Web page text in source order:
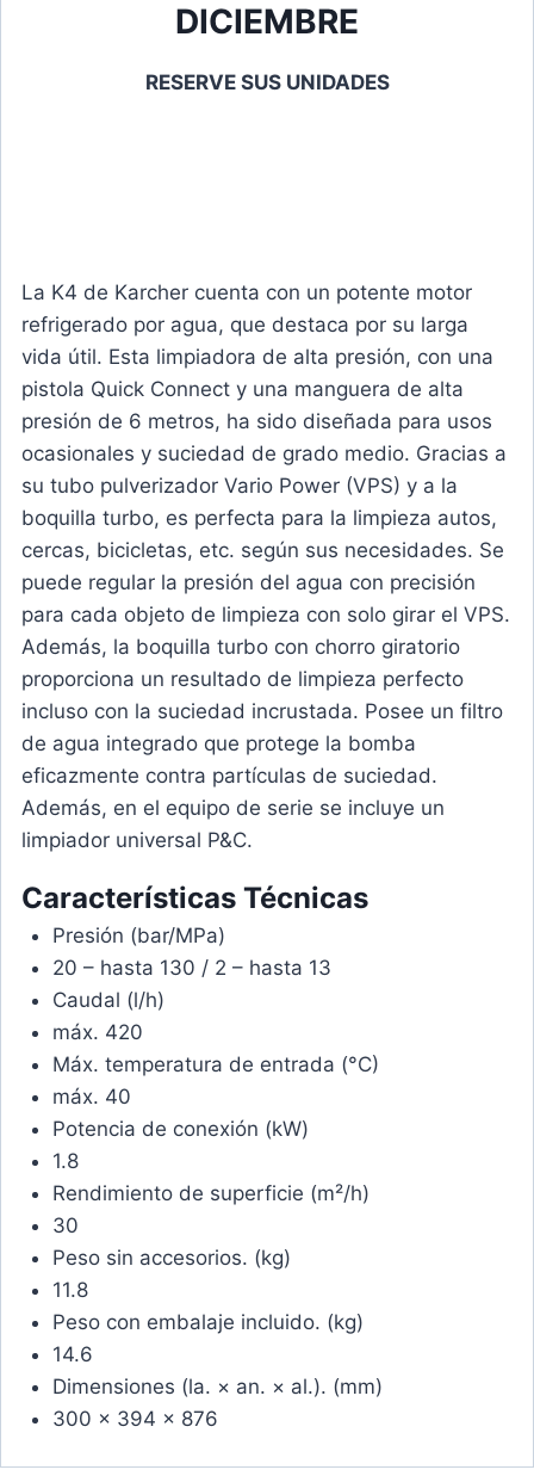
DICIEMBRE
RESERVE SUS UNIDADES
La K4 de Karcher cuenta con un potente motor
refrigerado por agua, que destaca por su larga
vida útil. Esta limpiadora de alta presión, con una
pistola Quick Connect y una manguera de alta
presión de 6 metros, ha sido diseñada para usos
ocasionales y suciedad de grado medio. Gracias a
su tubo pulverizador Vario Power (VPS) y a la
boquilla turbo, es perfecta para la limpieza autos,
cercas, bicicletas, etc. según sus necesidades. Se
puede regular la presión del agua con precisión
para cada objeto de limpieza con solo girar el VPS.
Además, la boquilla turbo con chorro giratorio
proporciona un resultado de limpieza perfecto
incluso con la suciedad incrustada. Posee un filtro
de agua integrado que protege la bomba
eficazmente contra partículas de suciedad.
Además, en el equipo de serie se incluye un
limpiador universal P&C.
Características Técnicas
Presión (bar/MPa)
20 – hasta 130 / 2 – hasta 13
Caudal (l/h)
máx. 420
Máx. temperatura de entrada (°C)
máx. 40
Potencia de conexión (kW)
1.8
Rendimiento de superficie (m²/h)
30
Peso sin accesorios. (kg)
11.8
Peso con embalaje incluido. (kg)
14.6
Dimensiones (la. × an. × al.). (mm)
300 x 394 x 876